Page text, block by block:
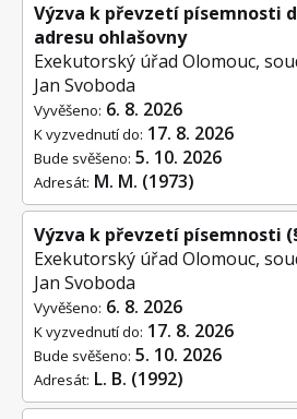
Výzva k převzetí písemnosti
adresu ohlašovny
Exekutorský úřad Olomouc,
Jan Svoboda
Vyvěšeno: 6. 8. 2026
Adresát: M. M. (1973)
K vyzvednutí do: 17. 8. 2026
Bude svěšeno: 5. 10. 2026
Výzva k převzetí písemnosti
Exekutorský úřad Olomouc,
Jan Svoboda
Vyvěšeno: 6. 8. 2026
Adresát: L. B. (1992)
K vyzvednutí do: 17. 8. 2026
Bude svěšeno: 5. 10. 2026